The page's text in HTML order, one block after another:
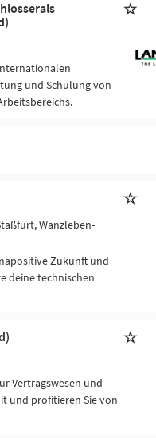
und Schulung von
Wanzleben-
Zukunft und
deine technischen
Vertragswesen und
und profitieren Sie von